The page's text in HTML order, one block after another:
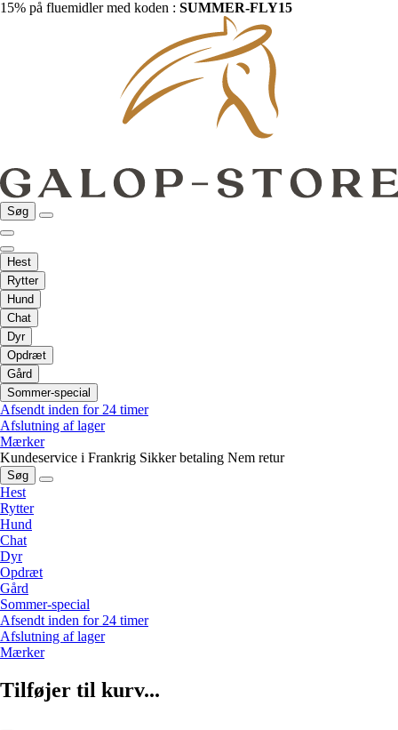
15% på fluemidler med koden : SUMMER-FLY15
Søg
Hest
Rytter
Hund
Chat
Dyr
Opdræt
Gård
Sommer-special
Afsendt inden for 24 timer
Afslutning af lager
Mærker
Kundeservice i Frankrig Sikker betaling Nem retur
Søg
Hest
Rytter
Hund
Chat
Dyr
Opdræt
Gård
Sommer-special
Afsendt inden for 24 timer
Afslutning af lager
Mærker
Tilføjer til kurv...